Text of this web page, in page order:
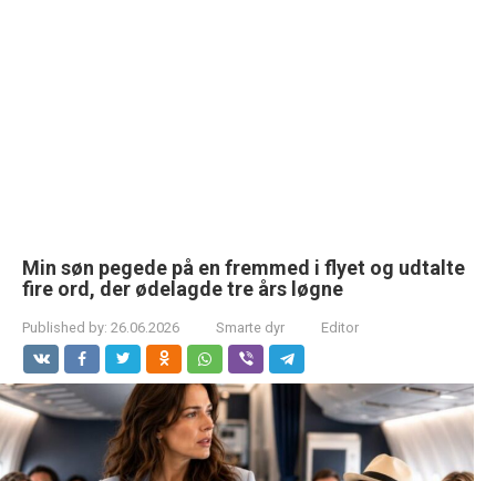
Min søn pegede på en fremmed i flyet og udtalte
fire ord, der ødelagde tre års løgne
Published by: 26.06.2026 Smarte dyr Editor